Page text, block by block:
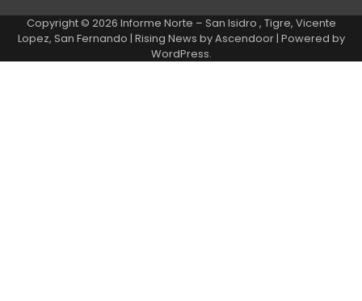
Copyright © 2026 Informe Norte – San Isidro , Tigre, Vicente
Lopez, San Fernando | Rising News byAscendoor| Powered by
WordPress.